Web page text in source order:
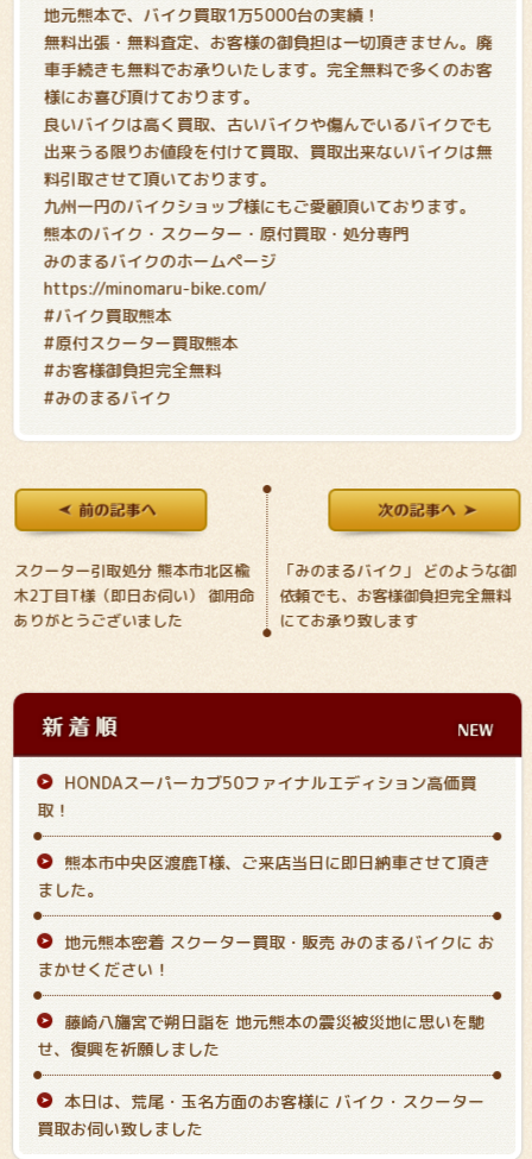
地元熊本で、バイク買取1万5000台の実績！
無料出張・無料査定、お客様の御負担は一切頂きません。廃
車手続きも無料でお承りいたします。完全無料で多くのお客
様にお喜び頂けております。
良いバイクは高く買取、古いバイクや傷んでいるバイクでも
出来うる限りお値段を付けて買取、買取出来ないバイクは無
料引取させて頂いております。
九州一円のバイクショップ様にもご愛顧頂いております。
熊本のバイク・スクーター・原付買取・処分専門
みのまるバイクのホームページ
https://minomaru-bike.com/
#バイク買取熊本
#原付スクーター買取熊本
#お客様御負担完全無料
#みのまるバイク
スクーター引取処分 熊本市北区楡
木2丁目T様（即日お伺い） 御用命
ありがとうございました
「みのまるバイク」 どのような御
依頼でも、お客様御負担完全無料
にてお承り致します
HONDAスーパーカブ50ファイナルエディション高価買
取！
熊本市中央区渡鹿T様、ご来店当日に即日納車させて頂き
ました。
地元熊本密着 スクーター買取・販売 みのまるバイクに お
まかせください！
藤崎八旛宮で朔日詣を 地元熊本の震災被災地に思いを馳
せ、復興を祈願しました
本日は、荒尾・玉名方面のお客様に バイク・スクーター
買取お伺い致しました